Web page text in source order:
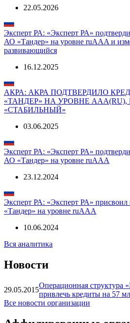
22.05.2026
Эксперт РА: «Эксперт РА»
АО «Тандер» на уровне ruAAA и
развивающийся
16.12.2025
АКРА: АКРА ПОДТВЕРДИЛО
«ТАНДЕР» НА УРОВНЕ
«СТАБИЛЬНЫЙ»
03.06.2025
Эксперт РА: «Эксперт РА»
АО «Тандер» на уровне ruAАA
23.12.2024
Эксперт РА: «Эксперт РА»
«Тандер» на уровне ruAАA
10.06.2024
Вся аналитика
Новости
29.05.2015
Операционная структура
привлечь кредиты на 57
Все новости организации